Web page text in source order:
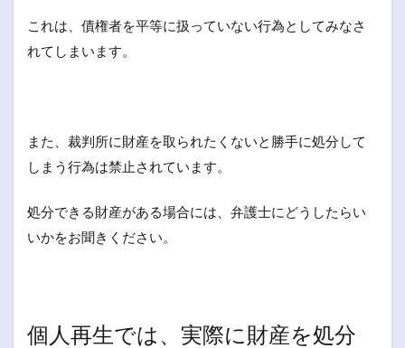
これは、債権者を平等に扱っていない行為としてみなさ
れてしまいます。
また、裁判所に財産を取られたくないと勝手に処分して
しまう行為は禁止されています。
処分できる財産がある場合には、弁護士にどうしたらい
いかをお聞きください。
個人再生では、実際に財産を処分